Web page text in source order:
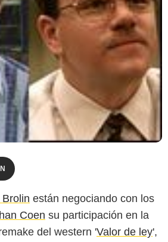
están negociando con los
Coen su participación en la
del western 'Valor de ley',